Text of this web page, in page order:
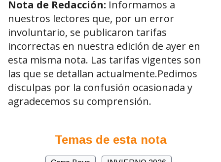
Nota de Redacción: Informamos a
nuestros lectores que, por un error
involuntario, se publicaron tarifas
incorrectas en nuestra edición de ayer en
esta misma nota. Las tarifas vigentes son
las que se detallan actualmente.Pedimos
disculpas por la confusión ocasionada y
agradecemos su comprensión.
Temas de esta nota